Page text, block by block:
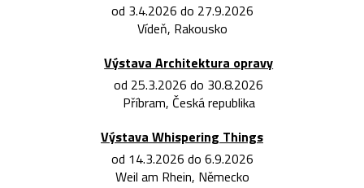
od 3.4.2026 do 27.9.2026
Vídeň, Rakousko
Výstava Architektura opravy
od 25.3.2026 do 30.8.2026
Příbram, Česká republika
Výstava Whispering Things
od 14.3.2026 do 6.9.2026
Weil am Rhein, Německo